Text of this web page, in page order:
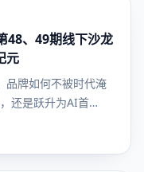
48、49期线下沙龙
元
品牌如何不被时代淹
还是跃升为AI首…